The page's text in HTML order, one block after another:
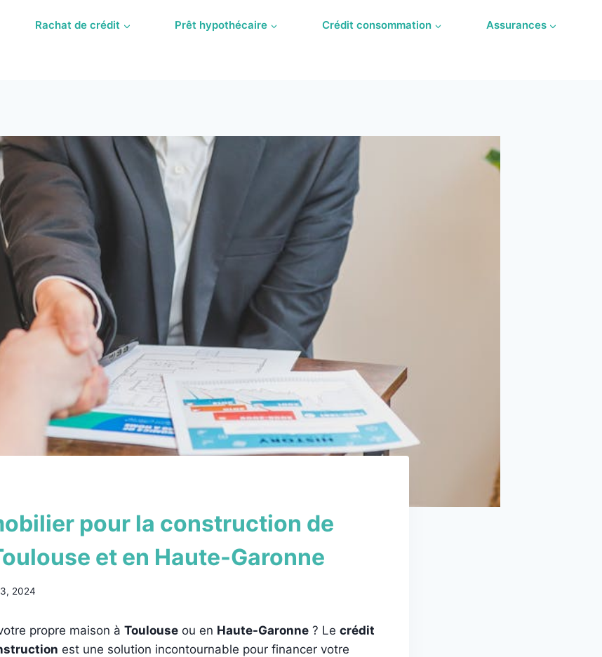
Rachat de crédit Prêt hypothécaire Crédit consommation Assurances
pour la construction de
et en Haute-Garonne
2024
propre maison à Toulouse ou en Haute-Garonne ? Le crédit
est une solution incontournable pour financer votre